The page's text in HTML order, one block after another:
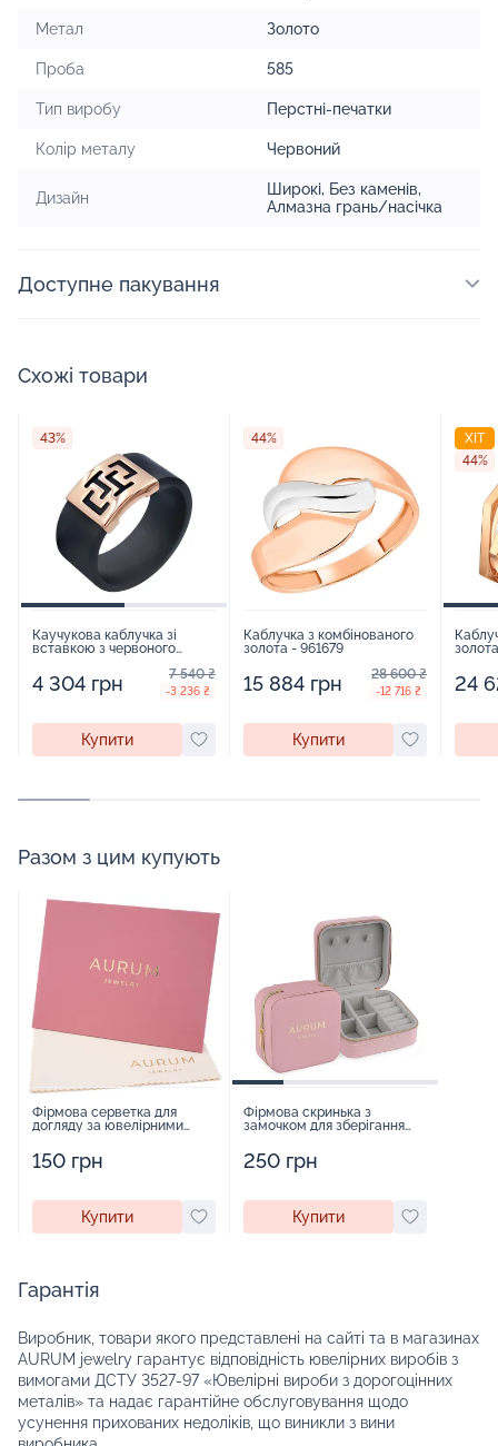
Метал Золото
Проба 585
Тип виробу Перстні-печатки
Колір металу Червоний
Дизайн Широкі, Без каменів,
Алмазна грань/насічка
Доступне пакування
Схожі товари
43%
Каучукова каблучка зі
вставкою з червоного
4 304 грн 7 540 ₴
-3 236 ₴
Купити
44%
Каблучка з комбінованого
золота - 961679
15 884 грн 28 600 ₴
-12 716 ₴
Купити
ХІТ
44%
24
Разом з цим купують
Фірмова серветка для
догляду за ювелірними
150 грн
Купити
Фірмова скринька з
замочком для зберігання
250 грн
Купити
Гарантія
Виробник, товари якого представлені на сайті та в магазинах
AURUM jewelry гарантує відповідність ювелірних виробів з
вимогами ДСТУ 3527-97 «Ювелірні вироби з дорогоцінних
металів» та надає гарантійне обслуговування щодо
усунення прихованих недоліків, що виникли з вини